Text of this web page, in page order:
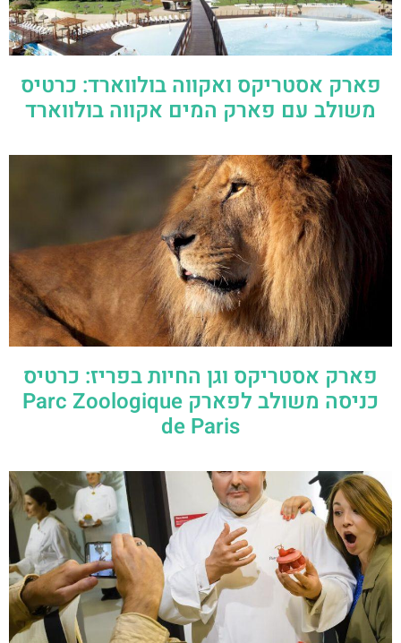
פארק אסטריקס ואקווה בולווארד: כרטיס
משולב עם פארק המים אקווה בולווארד
פארק אסטריקס וגן החיות בפריז: כרטיס
כניסה משולב לפארק Parc Zoologique
de Paris